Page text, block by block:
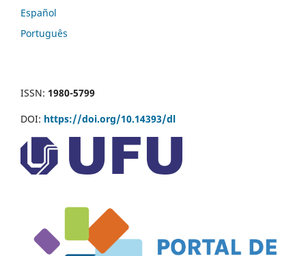
Español
Português
ISSN: 1980-5799
DOI: https://doi.org/10.14393/dl